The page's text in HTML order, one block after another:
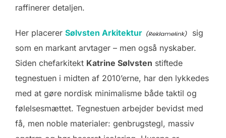
raffinerer detaljen.
Her placerer Sølvsten Arkitektur
sig
som en markant arvtager – men også nyskaber.
Siden chefarkitekt Katrine Sølvsten stiftede
tegnestuen i midten af 2010’erne, har den lykkedes
med at gøre nordisk minimalisme både taktil og
følelses­mættet. Tegnestuen arbejder bevidst med
få, men noble materialer: genbrugstegl, massiv